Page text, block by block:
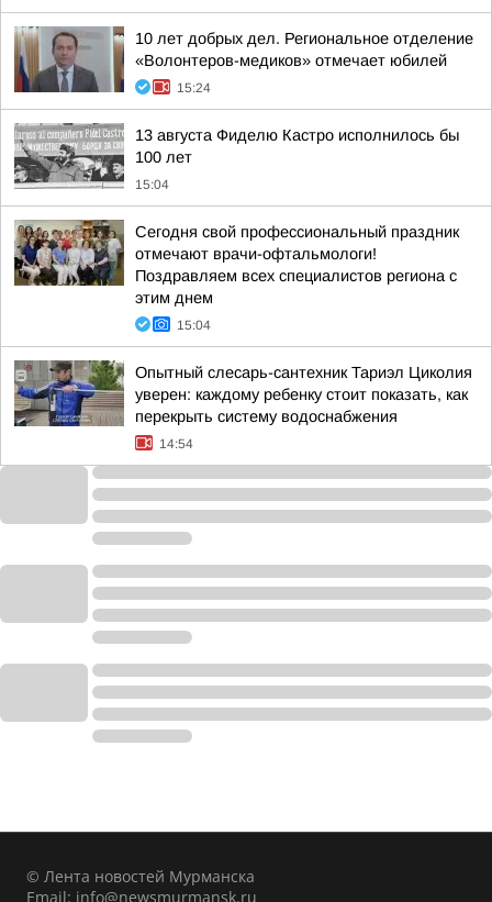
10 лет добрых дел. Региональное отделение
«Волонтеров-медиков» отмечает юбилей
15:24
13 августа Фиделю Кастро исполнилось бы
100 лет
15:04
Сегодня свой профессиональный праздник
отмечают врачи-офтальмологи!
Поздравляем всех специалистов региона с
этим днем
15:04
Опытный слесарь-сантехник Тариэл Циколия
уверен: каждому ребенку стоит показать, как
перекрыть систему водоснабжения
14:54
© Лента новостей Мурманска
Email: info@newsmurmansk.ru